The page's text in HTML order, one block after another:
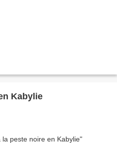
Kabylie